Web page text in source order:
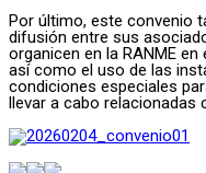
Por último, este convenio
difusión entre sus
organicen en la RANME
así como el uso de las
condiciones especiales
llevar a cabo relacionadas